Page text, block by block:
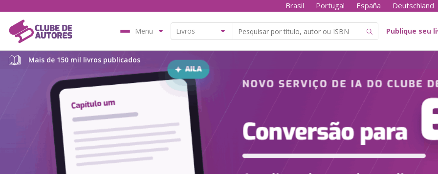
Brasil Portugal España Deutschland
Menu Publique seu
Mais de 150 mil livros publicados